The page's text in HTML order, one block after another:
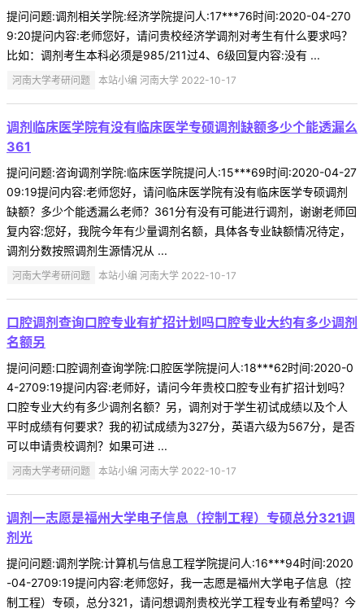
提问问题:调剂相关学院:经济学院提问人:17***76时间:2020-04-270
9:20提问内容:老师您好，请问贵校经济学调剂对考生有什么要求吗？
比如：调剂考生本科必须是985/211过4、6级回复内容:没有 ...
河南大学考研问题 本站小编 河南大学 2022-10-17
调剂临床医学院有没有临床医学专硕调剂缺额多少个能透漏么
361
提问问题:咨询调剂学院:临床医学院提问人:15***69时间:2020-04-27
09:19提问内容:老师您好，请问临床医学院有没有临床医学专硕调剂
缺额？多少个能透漏么老师？361分有没有可能进行调剂，谢谢老师回
复内容:您好，我院今年有少量调剂名额，具体各专业缺额情况待定，
调剂分数按照调剂生源情况从 ...
河南大学考研问题 本站小编 河南大学 2022-10-17
口腔调剂查询口腔专业有扩招计划吗口腔专业大约有多少调剂
名额另
提问问题:口腔调剂查询学院:口腔医学院提问人:18***62时间:2020-0
4-2709:19提问内容:老师好，请问今年贵校口腔专业有扩招计划吗？
口腔专业大约有多少调剂名额？另，调剂对于学生初试成绩以及个人
平时成绩有何要求？我的初试成绩为327分，英语六级为567分，是否
可以申请贵校调剂？如果可进 ...
河南大学考研问题 本站小编 河南大学 2022-10-17
调剂一志愿是福州大学电子信息（控制工程）专硕总分321调
剂光
提问问题:调剂学院:计算机与信息工程学院提问人:16***94时间:2020
-04-2709:19提问内容:老师您好，我一志愿是福州大学电子信息（控
制工程）专硕，总分321，请问想调剂贵校光学工程专业有希望吗？今